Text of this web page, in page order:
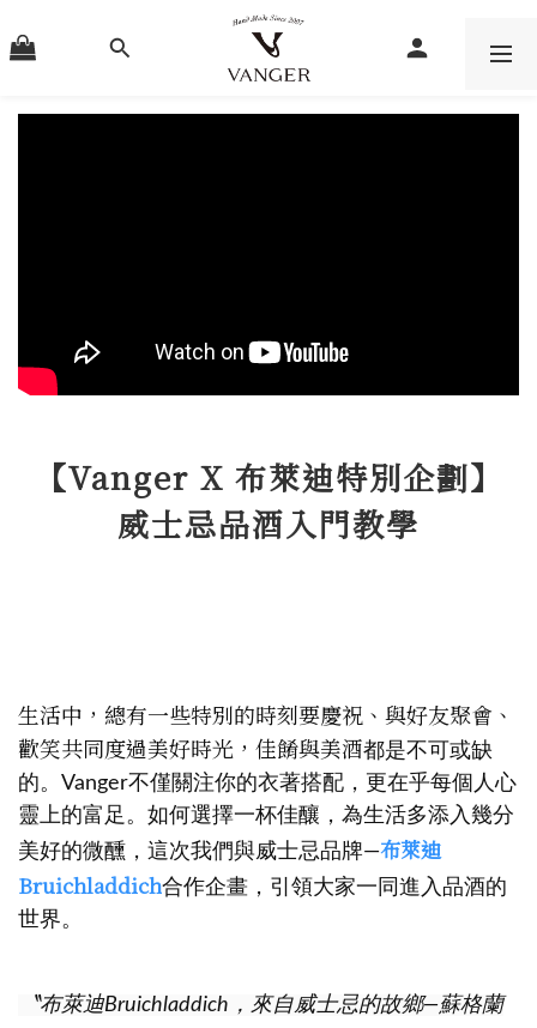
【Vanger X 布萊迪特別企劃】
威士忌品酒入門教學
生活中，總有一些特別的時刻要慶祝、與好友聚會、
歡笑共同度過美好時光，佳餚與美酒都是不可或缺
的。Vanger不僅關注你的衣著搭配，更在乎每個人心
靈上的富足。如何選擇一杯佳釀，為生活多添入幾分
美好的微醺，這次我們與威士忌品牌—布萊迪
Bruichladdich合作企畫，引領大家一同進入品酒的
世界。
〝布萊迪Bruichladdich，來自威士忌的故鄉—蘇格蘭